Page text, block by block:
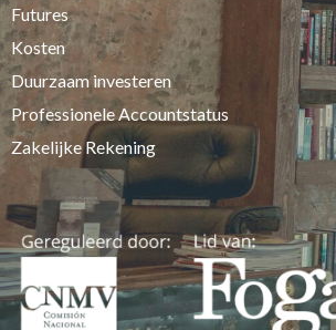
Futures
Kosten
Duurzaam investeren
Professionele Accountstatus
Zakelijke Rekening